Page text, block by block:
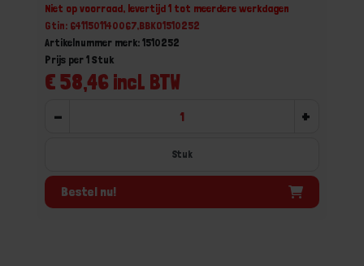
Niet op voorraad, levertijd 1 tot meerdere werkdagen
Gtin: 6411501140067,BBKO1510252
Artikelnummer merk: 1510252
€ 58,46 incl. BTW
Prijs per 1 Stuk
- +
Stuk
Bestel nu!